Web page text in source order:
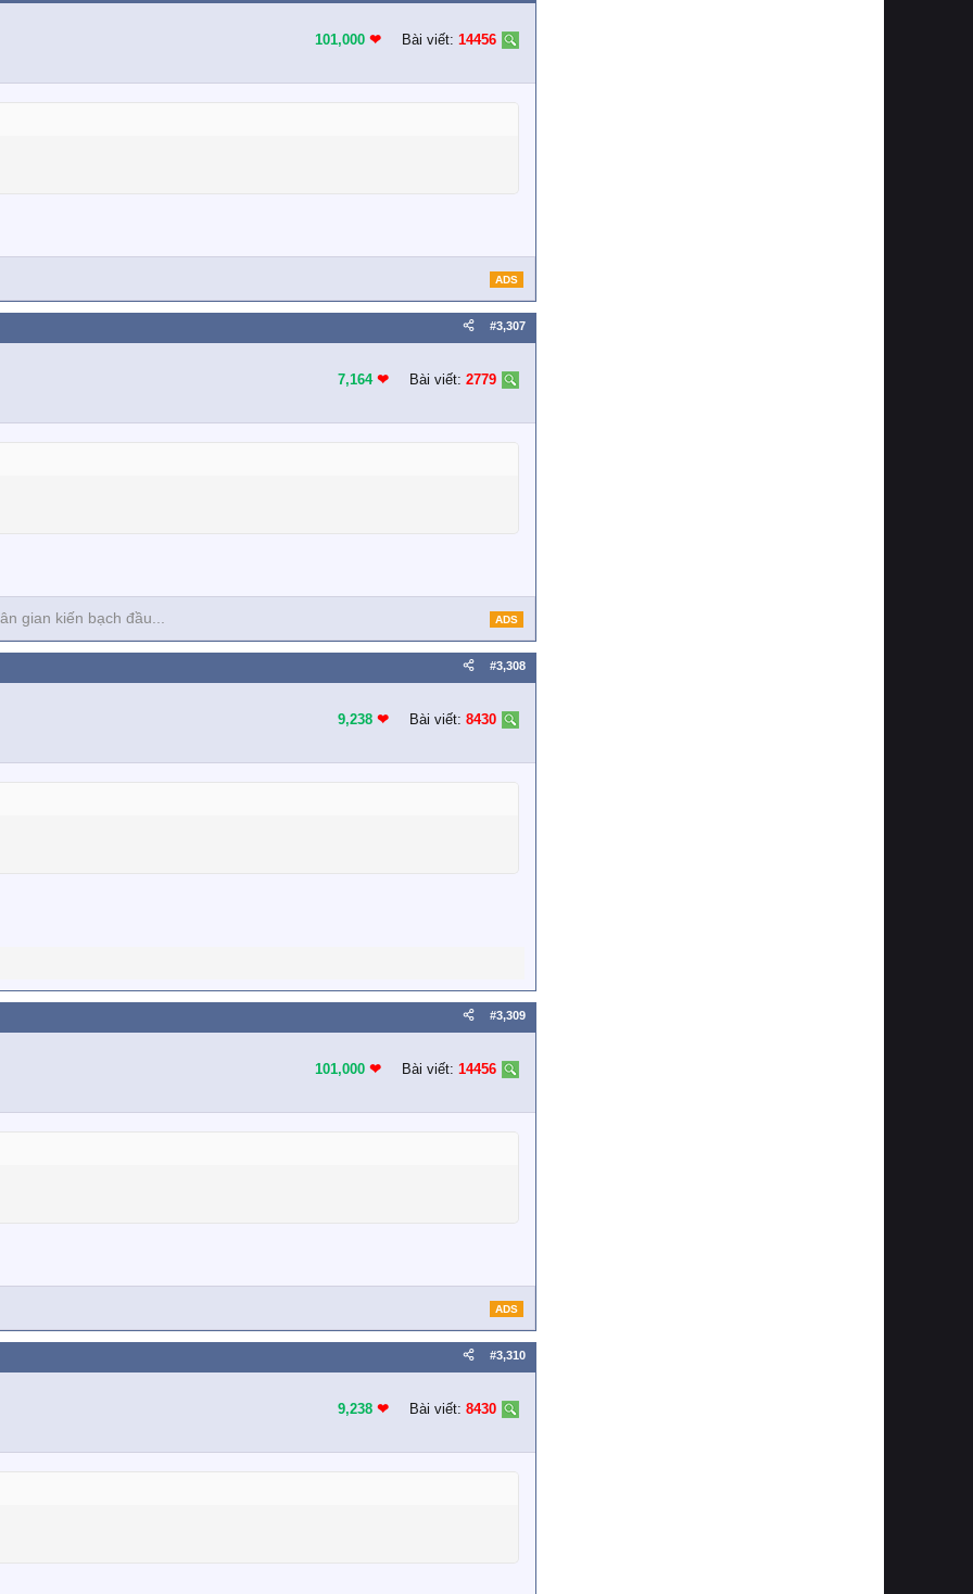
101,000 ❤︎ Bài viết: 14456
ADS
#3,307
7,164 ❤︎ Bài viết: 2779
gian kiến bạch đầu... ADS
#3,308
9,238 ❤︎ Bài viết: 8430
#3,309
101,000 ❤︎ Bài viết: 14456
ADS
#3,310
9,238 ❤︎ Bài viết: 8430